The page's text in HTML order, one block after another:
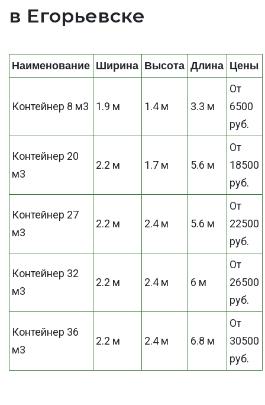
в Егорьевске
Наименование Ширина Высота Длина Цены
Контейнер 8 м3 1.9 м 1.4 м 3.3 м
От
6500
руб.
Контейнер 20
м3
2.2 м 1.7 м 5.6 м
От
18500
руб.
Контейнер 27
м3
2.2 м 2.4 м 5.6 м
От
22500
руб.
Контейнер 32
м3
2.2 м 2.4 м 6 м
От
26500
руб.
Контейнер 36
м3
2.2 м 2.4 м 6.8 м
От
30500
руб.